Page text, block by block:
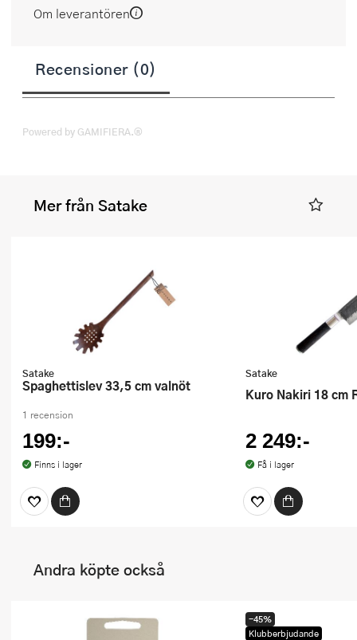
Om leverantören
Recensioner (0)
Powered by GAMIFIERA.®
Mer från Satake
Satake
Spaghettislev 33,5 cm valnöt
1 recension
199:-
Finns i lager
Satake
Kuro Nakiri 18 cm
2 249:-
Få i lager
Andra köpte också
-45%
Klubberbjudande